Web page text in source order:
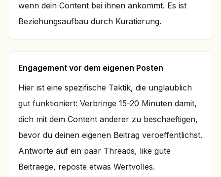
wenn dein Content bei ihnen ankommt. Es ist
Beziehungsaufbau durch Kuratierung.
Engagement vor dem eigenen Posten
Hier ist eine spezifische Taktik, die unglaublich
gut funktioniert: Verbringe 15-20 Minuten damit,
dich mit dem Content anderer zu beschaeftigen,
bevor du deinen eigenen Beitrag veroeffentlichst.
Antworte auf ein paar Threads, like gute
Beitraege, reposte etwas Wertvolles.